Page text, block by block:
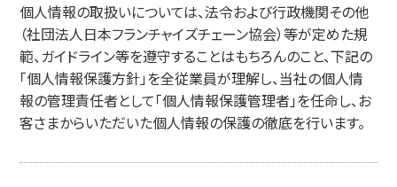
個人情報の取扱いについては、法令および行政機関その他
（社団法人日本フランチャイズチェーン協会）等が定めた規
範、ガイドライン等を遵守することはもちろんのこと、下記の
「個人情報保護方針」を全従業員が理解し、当社の個人情
報の管理責任者として「個人情報保護管理者」を任命し、お
客さまからいただいた個人情報の保護の徹底を行います。